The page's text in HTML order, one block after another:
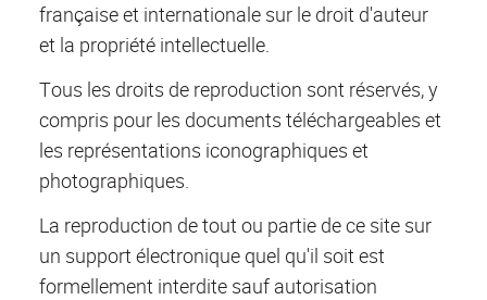
française et internationale sur le droit d'auteur
et la propriété intellectuelle.
Tous les droits de reproduction sont réservés, y
compris pour les documents téléchargeables et
les représentations iconographiques et
photographiques.
La reproduction de tout ou partie de ce site sur
un support électronique quel qu'il soit est
formellement interdite sauf autorisation